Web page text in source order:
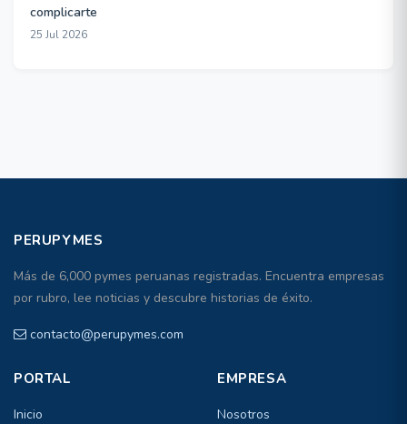
complicarte
25 Jul 2026
PERUPYMES
Más de 6,000 pymes peruanas registradas. Encuentra empresas
por rubro, lee noticias y descubre historias de éxito.
contacto@perupymes.com
PORTAL
Inicio
EMPRESA
Nosotros